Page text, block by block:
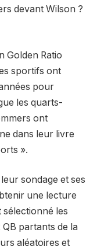
devant Wilson ?
Golden Ratio
sportifs ont
pour
les quarts-
ont
dans leur livre
».
sondage et ses
une lecture
les
QB partants de la
aléatoires et